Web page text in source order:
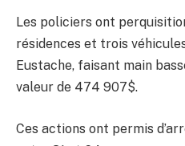
Les policiers ont
résidences et trois
Eustache, faisant main
valeur de 474 907$.
Ces actions ont permis